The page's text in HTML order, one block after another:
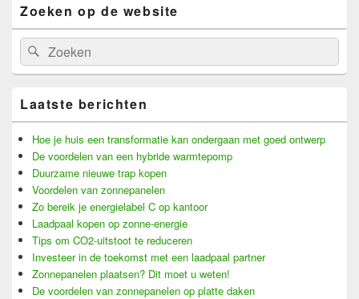
Sidebar
Widget
Area
Zoeken op de website
Search
for:
Search
Laatste berichten
Hoe je huis een transformatie kan ondergaan met goed ontwerp
De voordelen van een hybride warmtepomp
Duurzame nieuwe trap kopen
Voordelen van zonnepanelen
Zo bereik je energielabel C op kantoor
Laadpaal kopen op zonne-energie
Tips om CO2-uitstoot te reduceren
Investeer in de toekomst met een laadpaal partner
Zonnepanelen plaatsen? Dit moet u weten!
De voordelen van zonnepanelen op platte daken